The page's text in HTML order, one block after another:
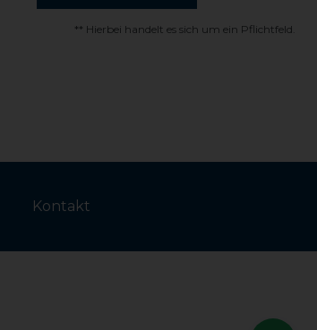
** Hierbei handelt es sich um ein Pflichtfeld.
Kontakt